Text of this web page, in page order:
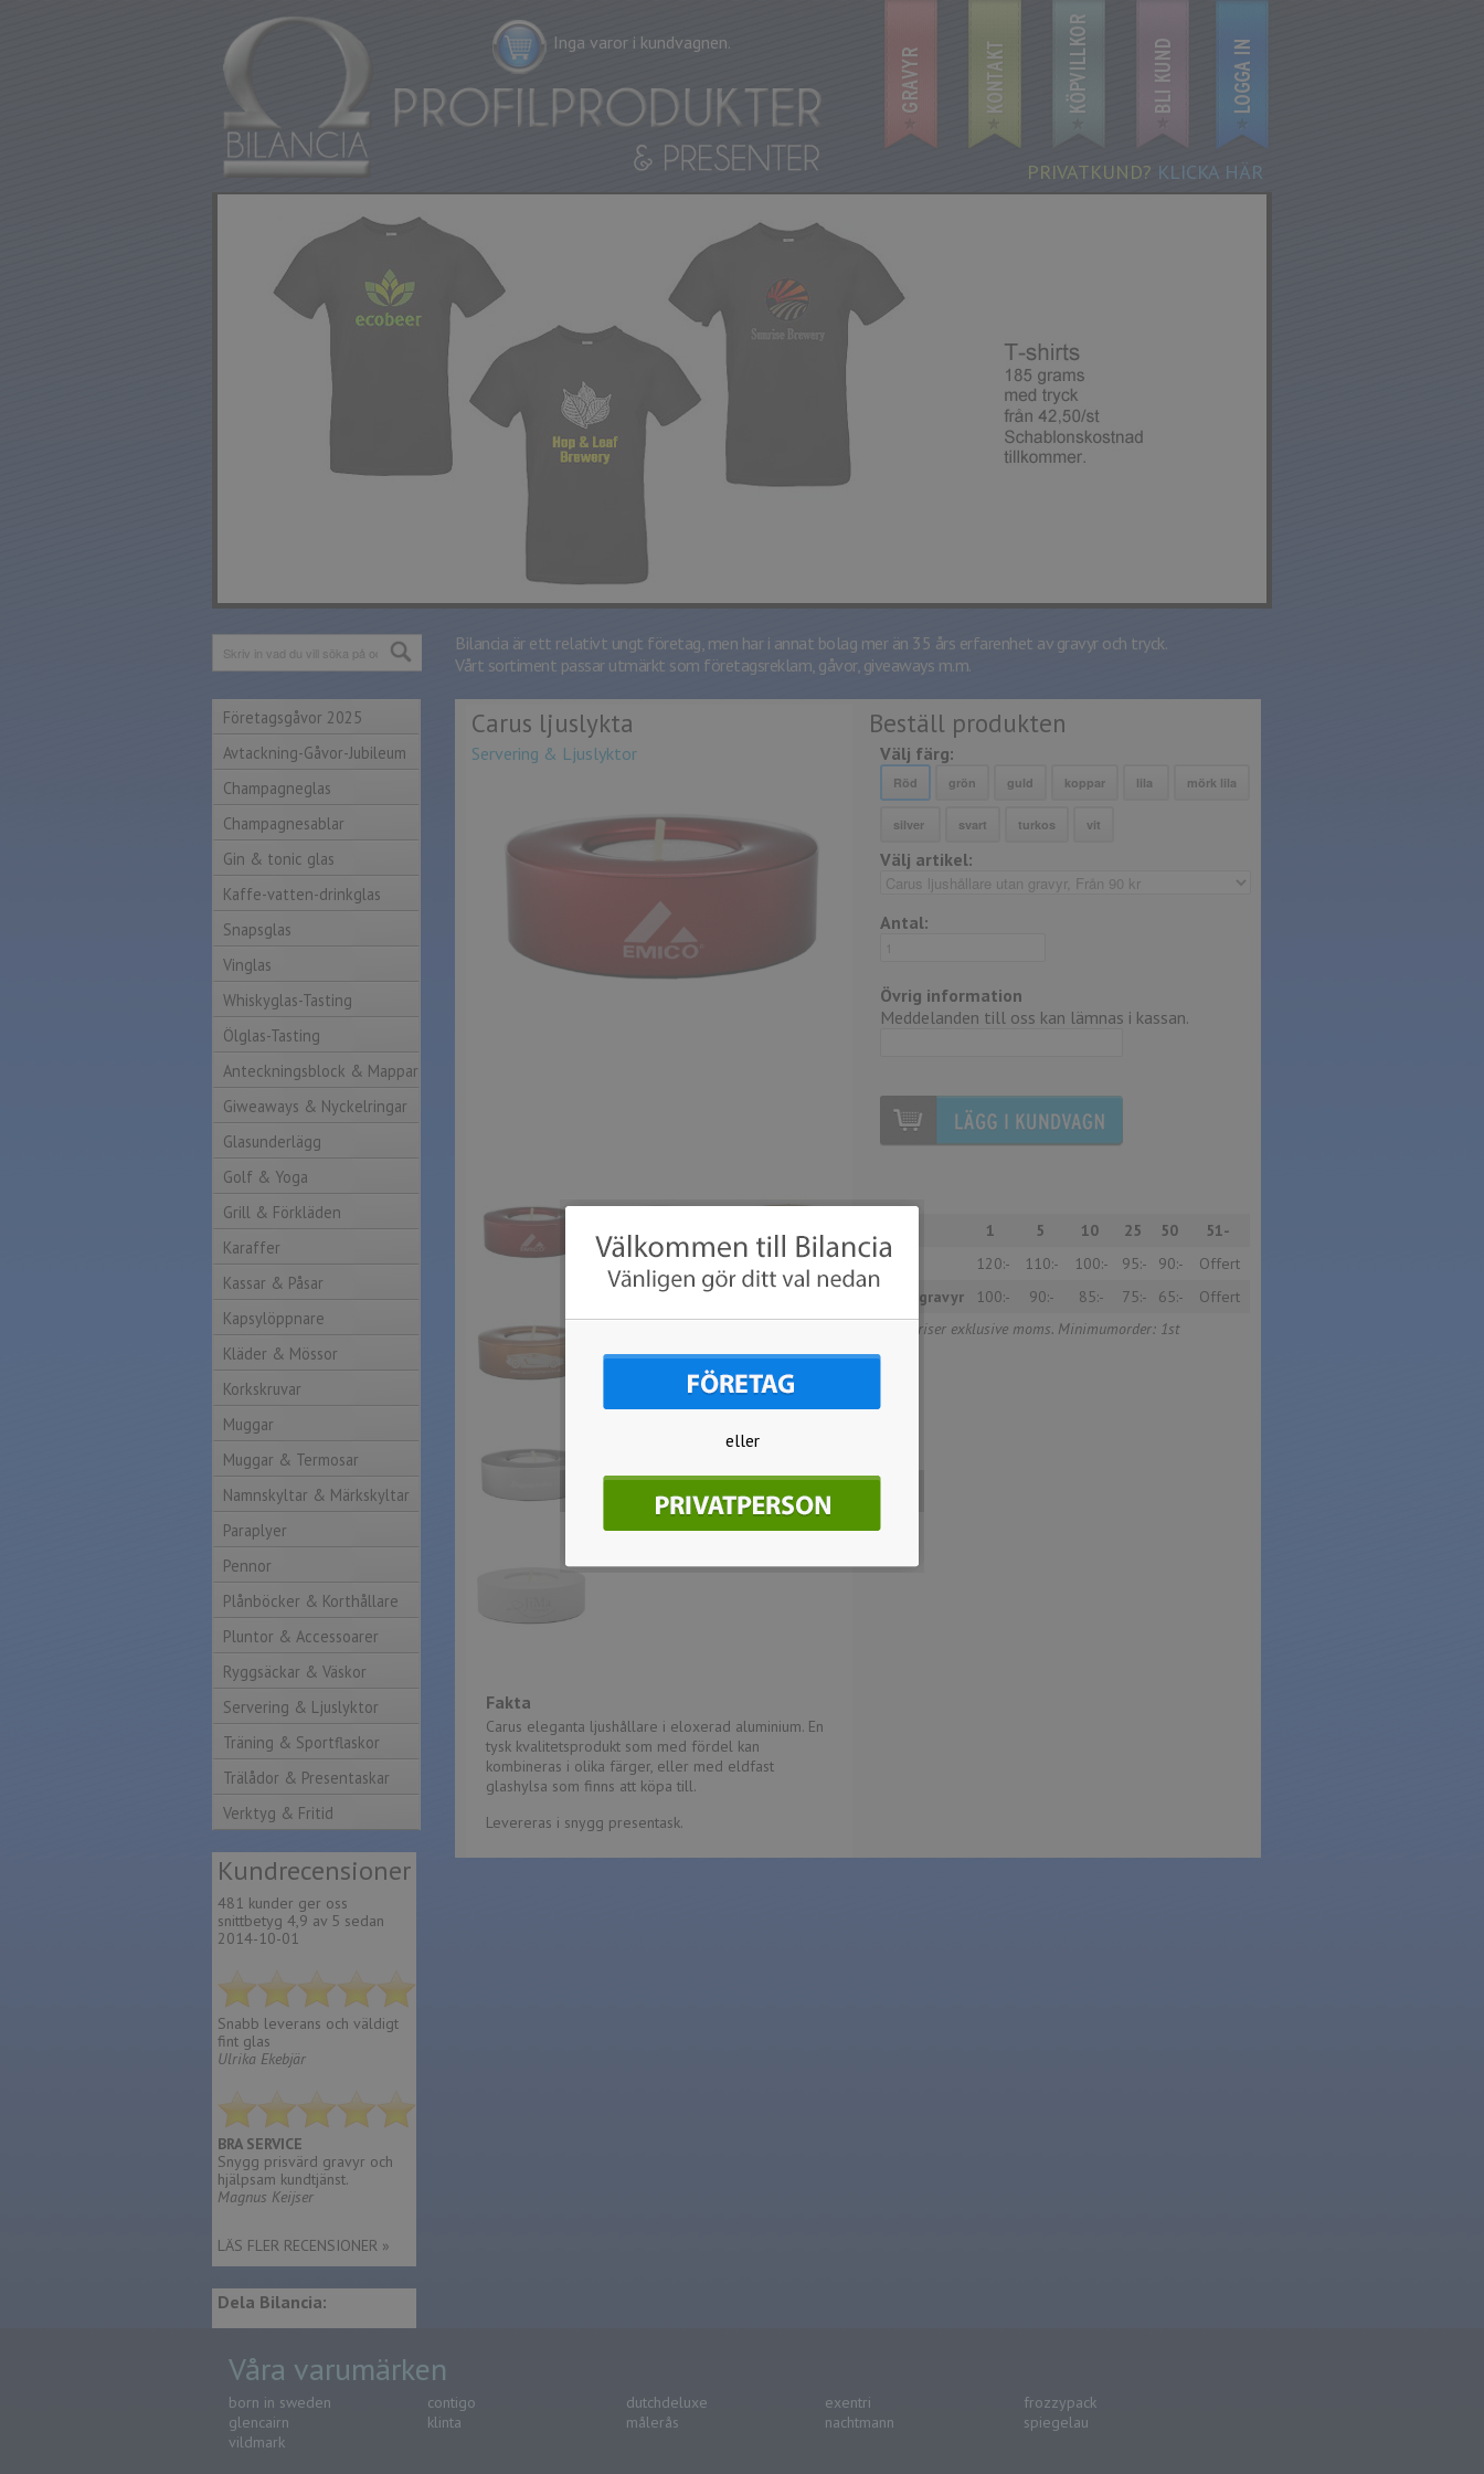
Inga varor i kundvagnen.
PRIVATKUND? KLICKA HÄR
Bilancia är ett relativt ungt företag, men har i annat bolag mer än 35 års erfarenhet av gravyr och tryck.
Vårt sortiment passar utmärkt som företagsreklam, gåvor, giveaways m.m.
Företagsgåvor 2025
Avtackning-Gåvor-Jubileum
Champagneglas
Champagnesablar
Gin & tonic glas
Kaffe-vatten-drinkglas
Snapsglas
Vinglas
Whiskyglas-Tasting
Ölglas-Tasting
Anteckningsblock & Mappar
Giweaways & Nyckelringar
Glasunderlägg
Golf & Yoga
Grill & Förkläden
Karaffer
Kassar & Påsar
Kapsylöppnare
Kläder & Mössor
Korkskruvar
Muggar
Muggar & Termosar
Namnskyltar & Märkskyltar
Paraplyer
Pennor
Plånböcker & Korthållare
Pluntor & Accessoarer
Ryggsäckar & Väskor
Servering & Ljuslyktor
Träning & Sportflaskor
Trälådor & Presentaskar
Verktyg & Fritid
Kundrecensioner
481 kunder ger oss
snittbetyg 4,9 av 5 sedan
2014-10-01
Snabb leverans och väldigt
fint glas
Ulrika Ekebjär
BRA SERVICE
Snygg prisvärd gravyr och
hjälpsam kundtjänst.
Magnus Keijser
LÄS FLER RECENSIONER »
Dela Bilancia:
Carus ljuslykta
Servering & Ljuslyktor
Fakta
Carus eleganta ljushållare i eloxerad aluminium. En
tysk kvalitetsprodukt som med fördel kan
kombineras i olika färger, eller med eldfast
glashylsa som finns att köpa till.
Levereras i snygg presentask.
Beställ produkten
Välj färg:
Välj artikel:
Antal:
Övrig information
Meddelanden till oss kan lämnas i kassan.
1 5 10 25 50
51-
Pris
120:- 110:- 100:- 95:- 90:-
Offert
Lasergravyr
100:- 90:- 85:- 75:- 65:-
Offert
Alla priser exklusive moms. Minimumorder: 1st
Våra varumärken
born in sweden contigo dutchdeluxe exentri
frozzypack
glencairn
klinta målerås nachtmann
spiegelau
vildmark
eller